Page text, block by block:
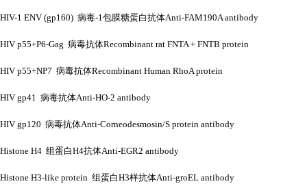
HIV-1 ENV (gp160) 病毒-1包膜糖蛋白抗体Anti-FAM190A antibody
HIV p55+P6-Gag 病毒抗体Recombinant rat FNTA + FNTB protein
HIV p55+NP7 病毒抗体Recombinant Human RhoA protein
HIV gp41 病毒抗体Anti-HO-2 antibody
HIV gp120 病毒抗体Anti-Corneodesmosin/S protein antibody
Histone H4 组蛋白H4抗体Anti-EGR2 antibody
Histone H3-like protein 组蛋白H3样抗体Anti-groEL antibody